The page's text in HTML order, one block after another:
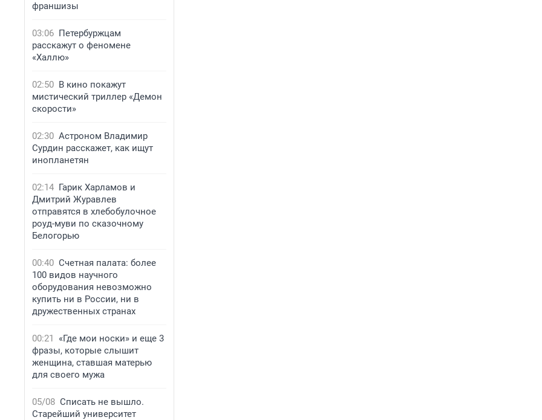
франшизы
03:06 Петербуржцам
расскажут о феномене
«Халлю»
02:50 В кино покажут
мистический триллер «Демон
скорости»
02:30 Астроном Владимир
Сурдин расскажет, как ищут
инопланетян
02:14 Гарик Харламов и
Дмитрий Журавлев
отправятся в хлебобулочное
роуд-муви по сказочному
Белогорью
00:40 Счетная палата: более
100 видов научного
оборудования невозможно
купить ни в России, ни в
дружественных странах
00:21
«Где мои носки» и еще 3
фразы, которые слышит
женщина, ставшая матерью
для своего мужа
05/08 Списать не вышло.
Старейший университет